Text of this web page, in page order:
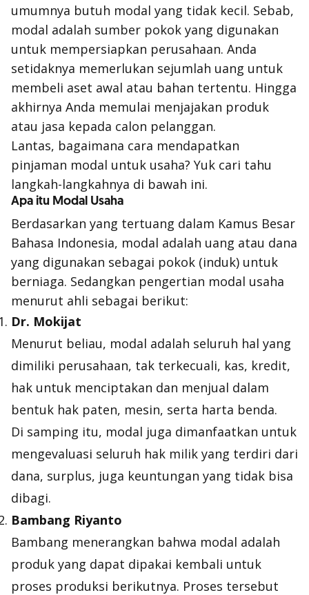
umumnya butuh modal yang tidak kecil. Sebab,
modal adalah sumber pokok yang digunakan
untuk mempersiapkan perusahaan. Anda
setidaknya memerlukan sejumlah uang untuk
membeli aset awal atau bahan tertentu. Hingga
akhirnya Anda memulai menjajakan produk
atau jasa kepada calon pelanggan.
Lantas, bagaimana cara mendapatkan
pinjaman modal untuk usaha? Yuk cari tahu
langkah-langkahnya di bawah ini.
Apa itu Modal Usaha
Berdasarkan yang tertuang dalam Kamus Besar
Bahasa Indonesia, modal adalah uang atau dana
yang digunakan sebagai pokok (induk) untuk
berniaga. Sedangkan pengertian modal usaha
menurut ahli sebagai berikut:
Dr. Mokijat
Menurut beliau, modal adalah seluruh hal yang
dimiliki perusahaan, tak terkecuali, kas, kredit,
hak untuk menciptakan dan menjual dalam
bentuk hak paten, mesin, serta harta benda.
Di samping itu, modal juga dimanfaatkan untuk
mengevaluasi seluruh hak milik yang terdiri dari
dana, surplus, juga keuntungan yang tidak bisa
dibagi.
Bambang Riyanto
Bambang menerangkan bahwa modal adalah
produk yang dapat dipakai kembali untuk
proses produksi berikutnya. Proses tersebut